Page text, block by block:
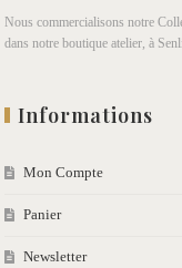
Nous commercialisons notre
dans notre boutique atelier, à
Informations
Mon Compte
Panier
Newsletter